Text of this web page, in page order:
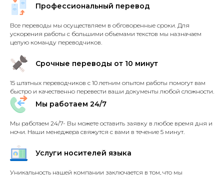
Профессиональный перевод
Все переводы мы осуществляем в обговоренные сроки. Для
ускорения работы с большими объемами текстов мы назначаем
целую команду переводчиков.
Срочные переводы от 10 минут
15 штатных переводчиков с 10 летним опытом работы помогут вам
быстро и качественно перевести ваши документы любой сложности.
Мы работаем 24/7
Мы работаем 24/7- Вы можете оставить заявку в любое время дня и
ночи. Наши менеджера свяжутся с вами в течение 5 минут.
Услуги носителей языка
Уникальность нашей компании заключается в том, что мы